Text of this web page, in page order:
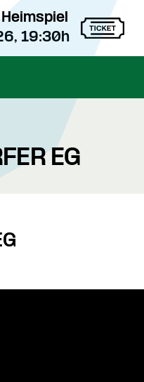
19:30h
EG